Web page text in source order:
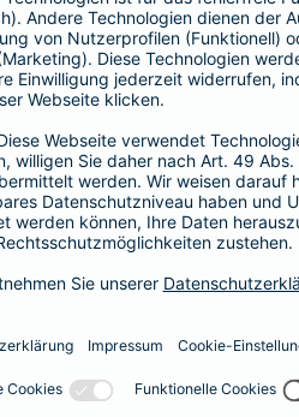
erklärt
Der Gesamtverband der
in Leichter Sprache zu
hier.